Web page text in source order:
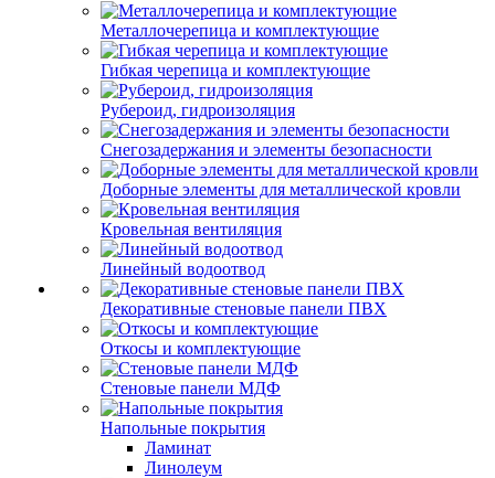
Металлочерепица и комплектующие
Гибкая черепица и комплектующие
Рубероид, гидроизоляция
Снегозадержания и элементы безопасности
Доборные элементы для металлической кровли
Кровельная вентиляция
Линейный водоотвод
Декоративные стеновые панели ПВХ
Откосы и комплектующие
Стеновые панели МДФ
Напольные покрытия
Ламинат
Линолеум